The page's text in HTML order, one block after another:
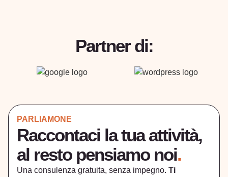
Partner di:
PARLIAMONE
Raccontaci la tua attività,
al resto pensiamo noi.
Una consulenza gratuita, senza impegno. Ti